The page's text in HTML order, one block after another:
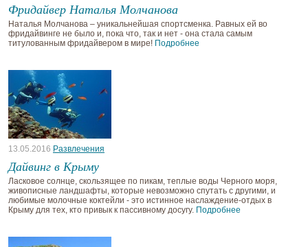
Фридайвер Наталья Молчанова
Наталья Молчанова – уникальнейшая спортсменка. Равных ей во
фридайвинге не было и, пока что, так и нет - она стала самым
титулованным фридайвером в мире! Подробнее
13.05.2016 Развлечения
Дайвинг в Крыму
Ласковое солнце, скользящее по пикам, теплые воды Черного моря,
живописные ландшафты, которые невозможно спутать с другими, и
любимые молочные коктейли - это истинное наслаждение-отдых в
Крыму для тех, кто привык к пассивному досугу. Подробнее